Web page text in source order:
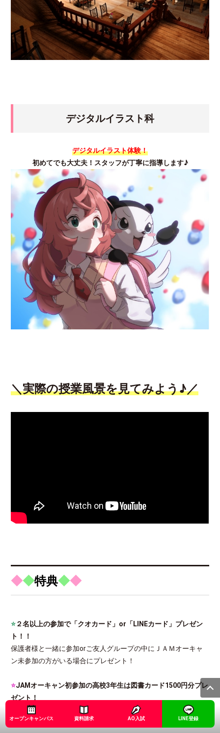
デジタルイラスト科
デジタルイラスト体験！
初めてでも大丈夫！スタッフが丁寧に指導します♪
＼実際の授業風景を見てみよう♪／
◆◆特典◆◆
⭐２名以上の参加で「クオカード」or「LINEカード」プレゼン
ト！！
保護者様と一緒に参加orご友人グループの中にＪＡＭオーキャ
ン未参加の方がいる場合にプレゼント！
⭐JAMオーキャン初参加の高校3年生は図書カード1500円分プレ
ゼント！
JAMのオープンキャンパスに今回初めて参加する高校3年生の方
には、参加するだけで1500円分の図書カードをプレゼント！
オープンキャンパス 資料請求 AO入試 LINE登録